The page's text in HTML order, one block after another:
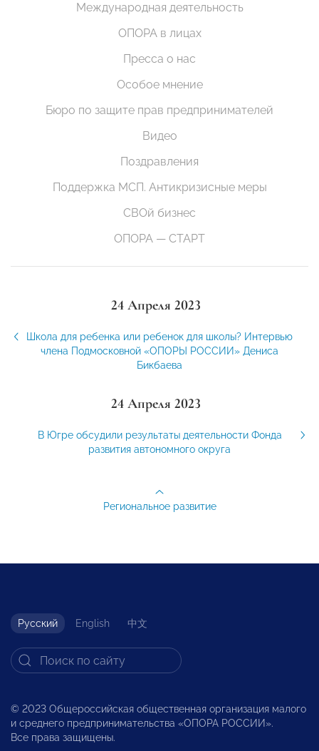
Международная деятельность
ОПОРА в лицах
Пресса о нас
Особое мнение
Бюро по защите прав предпринимателей
Видео
Поздравления
Поддержка МСП. Антикризисные меры
СВОй бизнес
ОПОРА — СТАРТ
24 Апреля 2023
Школа для ребенка или ребенок для школы? Интервью
члена Подмосковной «ОПОРЫ РОССИИ» Дениса
Бикбаева
24 Апреля 2023
В Югре обсудили результаты деятельности Фонда
развития автономного округа
Региональное развитие
Русский English 中文
© 2023 Общероссийская общественная организация малого
и среднего предпринимательства «ОПОРА РОССИИ».
Все права защищены.